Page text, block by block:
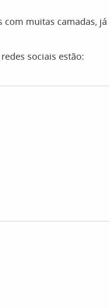
com muitas camadas, já
sociais estão: